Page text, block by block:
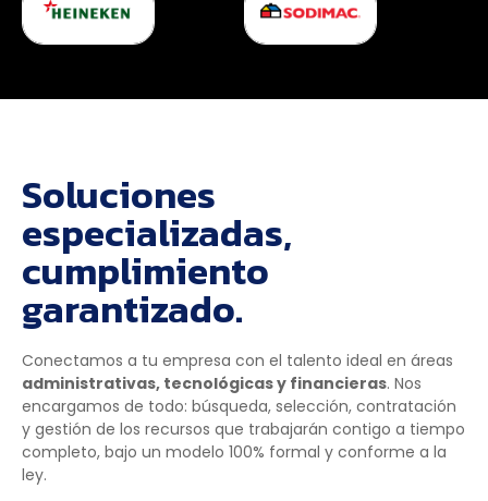
Soluciones
especializadas,
cumplimiento
garantizado.
Conectamos a tu empresa con el talento ideal en áreas
administrativas, tecnológicas y financieras. Nos
encargamos de todo: búsqueda, selección, contratación
y gestión de los recursos que trabajarán contigo a tiempo
completo, bajo un modelo 100% formal y conforme a la
ley.